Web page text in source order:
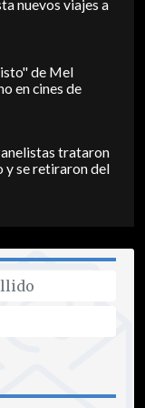
nuevos viajes a
de Mel
en cines de
trataron
y se retiraron del